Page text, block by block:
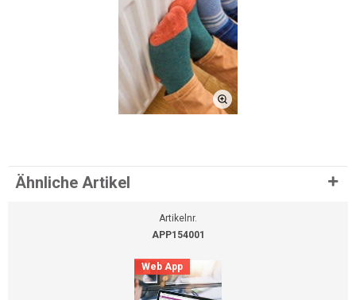
Ähnliche Artikel
Artikelnr.
APP154001
Web App